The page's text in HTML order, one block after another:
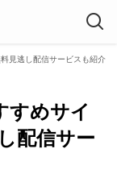
見逃し配信サービスも紹介
すめサイ
配信サー